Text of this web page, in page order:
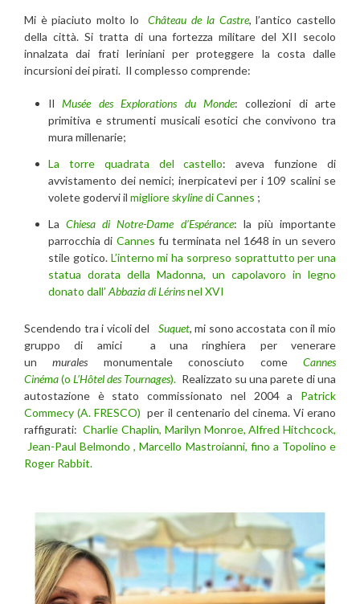
Mi è piaciuto molto loChâteau de la Castre, l’antico castello
della città. Si tratta di una fortezza militare del XII secolo
innalzata dai frati leriniani per proteggere la costa dalle
incursioni dei pirati. Il complesso comprende:
IlMusée des Explorations du Monde: collezioni di arte
primitiva e strumenti musicali esotici che convivono tra
mura millenarie;
La torre quadrata del castello: aveva funzione di
avvistamento dei nemici; inerpicatevi per i 109 scalini se
volete godervi il miglioreskylinedi Cannes ;
LaChiesa di Notre-Dame d’Espérance: la più importante
parrocchia di Cannesfu terminata nel 1648 in un severo
stile gotico. L’interno mi ha sorpreso soprattutto per una
statua dorata della Madonna, un capolavoro in legno
donato dall’ Abbazia di Lérinsnel XVI
Scendendo tra i vicoli del Suquet, mi sono accostata con il mio
gruppo di amici a una ringhiera per venerare
unmurales monumentale conosciuto comeCannes
Cinéma(oL’Hôtel des Tournages). Realizzato su una parete di una
autostazione è stato commissionato nel 2004 a Patrick
Commecy (A. FRESCO) per il centenario del cinema. Vi erano
raffigurati:Charlie Chaplin, Marilyn Monroe, Alfred Hitchcock,
Jean-Paul Belmondo , Marcello Mastroianni, fino a Topolino e
Roger Rabbit.